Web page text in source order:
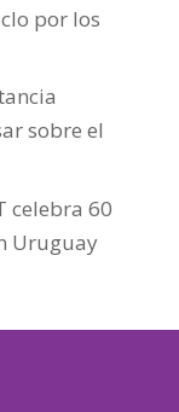
por los
sobre el
celebra 60
Uruguay